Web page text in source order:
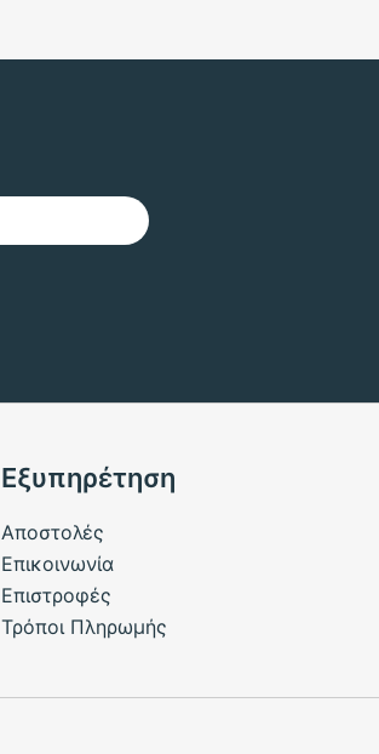
Εξυπηρέτηση
Αποστολές
Επικοινωνία
Επιστροφές
Τρόποι Πληρωμής